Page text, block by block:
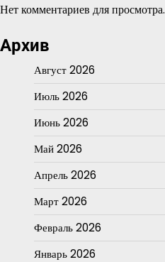
Нет комментариев для просмотра.
Архив
Август 2026
Июль 2026
Июнь 2026
Май 2026
Апрель 2026
Март 2026
Февраль 2026
Январь 2026